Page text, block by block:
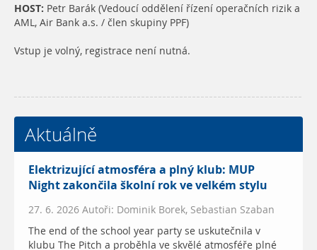
HOST: Petr Barák (Vedoucí oddělení řízení operačních rizik a
AML, Air Bank a.s. / člen skupiny PPF)
Vstup je volný, registrace není nutná.
Aktuálně
Elektrizující atmosféra a plný klub: MUP
Night zakončila školní rok ve velkém stylu
27. 6. 2026 Autoři: Dominik Borek, Sebastian Szaban
The end of the school year party se uskutečnila v
klubu The Pitch a proběhla ve skvělé atmosféře plné